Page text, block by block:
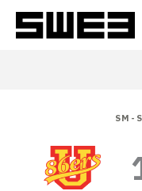
innehåll
SM-